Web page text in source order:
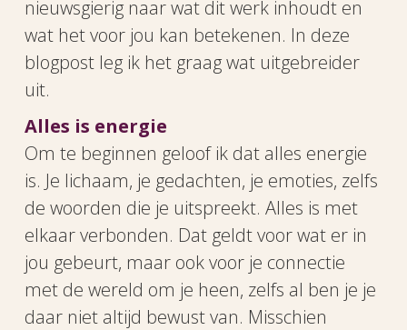
nieuwsgierig naar wat dit werk inhoudt en
wat het voor jou kan betekenen. In deze
blogpost leg ik het graag wat uitgebreider
uit.
Alles is energie
Om te beginnen geloof ik dat alles energie
is. Je lichaam, je gedachten, je emoties, zelfs
de woorden die je uitspreekt. Alles is met
elkaar verbonden. Dat geldt voor wat er in
jou gebeurt, maar ook voor je connectie
met de wereld om je heen, zelfs al ben je je
daar niet altijd bewust van. Misschien